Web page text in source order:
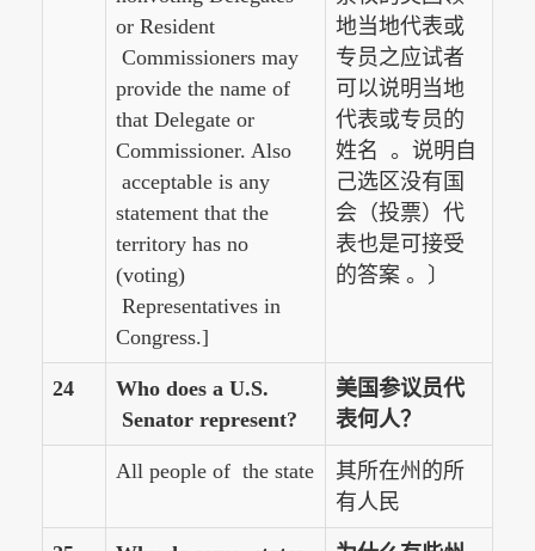
or Resident
Commissioners may
provide the name of
that Delegate or
Commissioner. Also
acceptable is any
statement that the
territory has no
(voting)
Representatives in
Congress.]
地当地代表或
专员之应试者
可以说明当地
代表或专员的
姓名 。说明自
己选区没有国
会（投票）代
表也是可接受
的答案 。〕
24
Who does a U.S.
Senator represent?
美国参议员代
表何人？
All people of the state
其所在州的所
有人民